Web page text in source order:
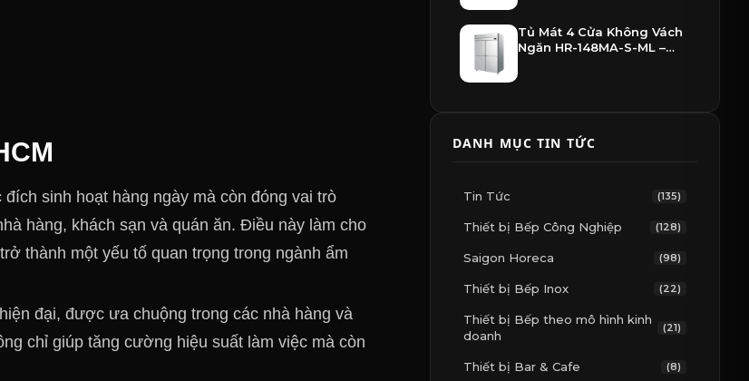
sinh hoạt hàng ngày mà còn đóng vai trò
hàng, khách sạn và quán ăn. Điều này làm cho
thành một yếu tố quan trọng trong ngành ẩm
đại, được ưa chuộng trong các nhà hàng và
chỉ giúp tăng cường hiệu suất làm việc mà còn
Tủ Mát 4 Cửa Không Vách
Ngăn HR-148MA-S-ML –
DANH MỤC TIN TỨC
Tin Tức (135)
Thiết bị Bếp Công Nghiệp (128)
Saigon Horeca (98)
Thiết bị Bếp Inox (22)
Thiết bị Bếp theo mô hình kinh
doanh
(21)
Thiết bị Bar & Cafe (8)